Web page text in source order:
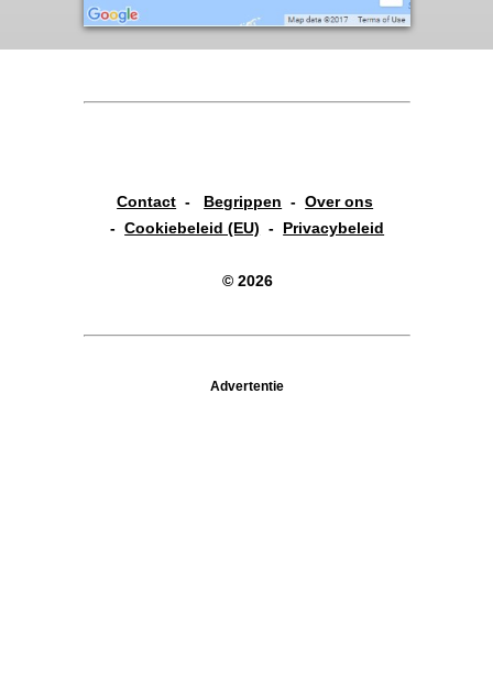
Contact - Begrippen -Over ons
-Cookiebeleid (EU) - Privacybeleid
© 2026
Advertentie